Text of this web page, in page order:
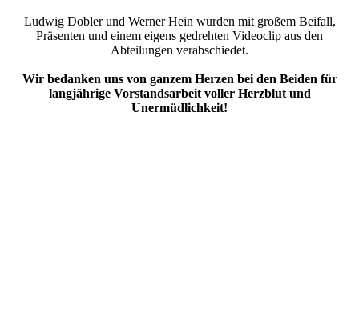
Ludwig Dobler und Werner Hein wurden mit großem Beifall,
Präsenten und einem eigens gedrehten Videoclip aus den
Abteilungen verabschiedet.
Wir bedanken uns von ganzem Herzen bei den Beiden für
langjährige Vorstandsarbeit voller Herzblut und
Unermüdlichkeit!